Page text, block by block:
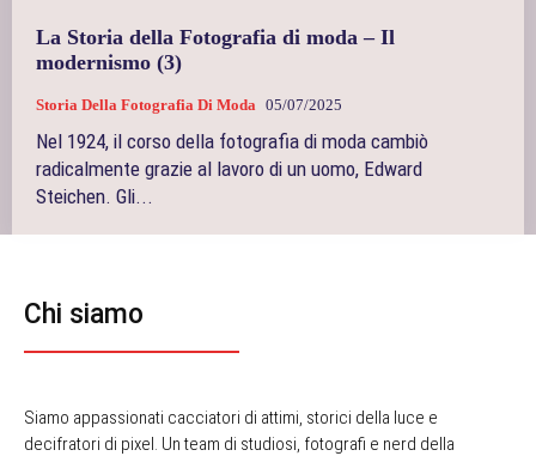
La Storia della Fotografia di moda – Il
modernismo (3)
Storia Della Fotografia Di Moda 05/07/2025
Nel 1924, il corso della fotografia di moda cambiò
radicalmente grazie al lavoro di un uomo, Edward
Steichen. Gli...
Chi siamo
Siamo appassionati cacciatori di attimi, storici della luce e
decifratori di pixel. Un team di studiosi, fotografi e nerd della